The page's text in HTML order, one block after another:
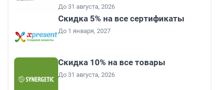
До 31 августа, 2026
Скидка 5% на все сертификаты
До 1 января, 2027
Скидка 10% на все товары
До 31 августа, 2026